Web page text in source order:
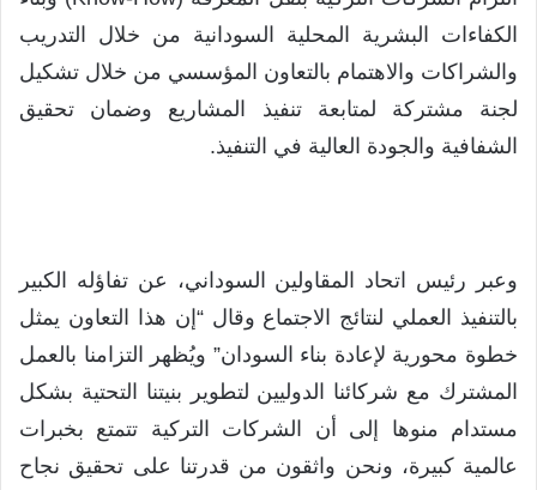
الكفاءات البشرية المحلية السودانية من خلال التدريب
والشراكات والاهتمام بالتعاون المؤسسي من خلال تشكيل
لجنة مشتركة لمتابعة تنفيذ المشاريع وضمان تحقيق
الشفافية والجودة العالية في التنفيذ.
وعبر رئيس اتحاد المقاولين السوداني، عن تفاؤله الكبير
بالتنفيذ العملي لنتائج الاجتماع وقال “إن هذا التعاون يمثل
خطوة محورية لإعادة بناء السودان” ويُظهر التزامنا بالعمل
المشترك مع شركائنا الدوليين لتطوير بنيتنا التحتية بشكل
مستدام منوها إلى أن الشركات التركية تتمتع بخبرات
عالمية كبيرة، ونحن واثقون من قدرتنا على تحقيق نجاح